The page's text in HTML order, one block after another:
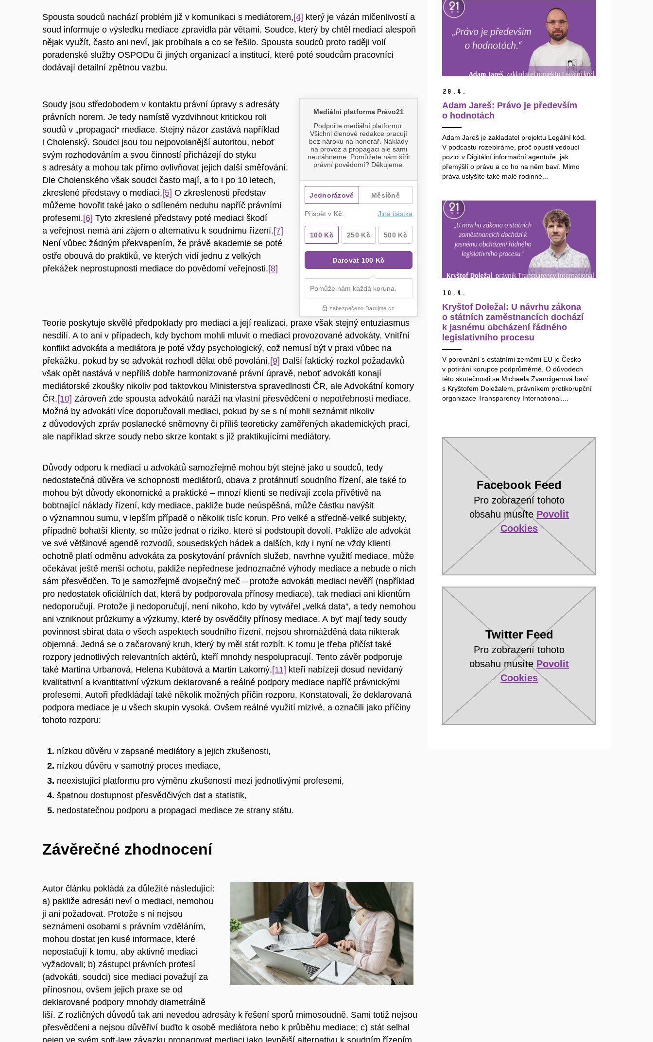
Spousta soudců nachází problém již v komunikaci s mediátorem,[4] který je vázán mlčenlivostí a
soud informuje o výsledku mediace zpravidla pár větami. Soudce, který by chtěl mediaci alespoň
nějak využít, často ani neví, jak probíhala a co se řešilo. Spousta soudců proto raději volí
poradenské služby OSPODu či jiných organizací a institucí, které poté soudcům pracovníci
dodávají detailní zpětnou vazbu.
Soudy jsou středobodem v kontaktu právní úpravy s adresáty
právních norem. Je tedy namístě vyzdvihnout kritickou roli
soudů v „propagaci“ mediace. Stejný názor zastává například
i Cholenský. Soudci jsou tou nejpovolanější autoritou, neboť
svým rozhodováním a svou činností přicházejí do styku
s adresáty a mohou tak přímo ovlivňovat jejich další směřování.
Dle Cholenského však soudci často mají, a to i po 10 letech,
zkreslené představy o mediaci.[5] O zkreslenosti představ
můžeme hovořit také jako o sdíleném neduhu napříč právními
profesemi.[6] Tyto zkreslené představy poté mediaci škodí
a veřejnost nemá ani zájem o alternativu k soudnímu řízení.[7]
Není vůbec žádným překvapením, že právě akademie se poté
ostře obouvá do praktiků, ve kterých vidí jednu z velkých
překážek neprostupnosti mediace do povědomí veřejnosti.[8]
Teorie poskytuje skvělé předpoklady pro mediaci a její realizaci, praxe však stejný entuziasmus
nesdílí. A to ani v případech, kdy bychom mohli mluvit o mediaci provozované advokáty. Vnitřní
konflikt advokáta a mediátora je poté vždy psychologický, což nemusí být v praxi vůbec na
překážku, pokud by se advokát rozhodl dělat obě povolání.[9] Další faktický rozkol požadavků
však opět nastává v nepříliš dobře harmonizované právní úpravě, neboť advokáti konají
mediátorské zkoušky nikoliv pod taktovkou Ministerstva spravedlnosti ČR, ale Advokátní komory
ČR.[10] Zároveň zde spousta advokátů naráží na vlastní přesvědčení o nepotřebnosti mediace.
Možná by advokáti více doporučovali mediaci, pokud by se s ní mohli seznámit nikoliv
z důvodových zpráv poslanecké sněmovny či příliš teoreticky zaměřených akademických prací,
ale například skrze soudy nebo skrze kontakt s již praktikujícími mediátory.
Důvody odporu k mediaci u advokátů samozřejmě mohou být stejné jako u soudců, tedy
nedostatečná důvěra ve schopnosti mediátorů, obava z protáhnutí soudního řízení, ale také to
mohou být důvody ekonomické a praktické – mnozí klienti se nedívají zcela přívětivě na
bobtnající náklady řízení, kdy mediace, pakliže bude neúspěšná, může částku navýšit
o významnou sumu, v lepším případě o několik tisíc korun. Pro velké a středně-velké subjekty,
případně bohatší klienty, se může jednat o riziko, které si podstoupit dovolí. Pakliže ale advokát
ve své většinové agendě rozvodů, sousedských hádek a dalších, kdy i nyní ne vždy klienti
ochotně platí odměnu advokáta za poskytování právních služeb, navrhne využití mediace, může
očekávat ještě menší ochotu, pakliže nepřednese jednoznačné výhody mediace a nebude o nich
sám přesvědčen. To je samozřejmě dvojsečný meč – protože advokáti mediaci nevěří (například
pro nedostatek oficiálních dat, která by podporovala přínosy mediace), tak mediaci ani klientům
nedoporučují. Protože ji nedoporučují, není nikoho, kdo by vytvářel „velká data”, a tedy nemohou
ani vzniknout průzkumy a výzkumy, které by osvědčily přínosy mediace. A byť mají tedy soudy
povinnost sbírat data o všech aspektech soudního řízení, nejsou shromážděná data nikterak
objemná. Jedná se o začarovaný kruh, který by měl stát rozbít. K tomu je třeba přičíst také
rozpory jednotlivých relevantních aktérů, kteří mnohdy nespolupracují. Tento závěr podporuje
také Martina Urbanová, Helena Kubátová a Martin Lakomý,[11] kteří nabízejí dosud nevídaný
kvalitativní a kvantitativní výzkum deklarované a reálné podpory mediace napříč právnickými
profesemi. Autoři předkládají také několik možných příčin rozporu. Konstatovali, že deklarovaná
podpora mediace je u všech skupin vysoká. Ovšem reálné využití mizivé, a označili jako příčiny
tohoto rozporu:
nízkou důvěru v zapsané mediátory a jejich zkušenosti,
nízkou důvěru v samotný proces mediace,
neexistující platformu pro výměnu zkušeností mezi jednotlivými profesemi,
špatnou dostupnost přesvědčivých dat a statistik,
nedostatečnou podporu a propagaci mediace ze strany státu.
Závěrečné zhodnocení
Autor článku pokládá za důležité následující:
a) pakliže adresáti neví o mediaci, nemohou
ji ani požadovat. Protože s ní nejsou
seznámeni osobami s právním vzděláním,
mohou dostat jen kusé informace, které
nepostačují k tomu, aby aktivně mediaci
vyžadovali; b) zástupci právních profesí
(advokáti, soudci) sice mediaci považují za
přínosnou, ovšem jejich praxe se od
deklarované podpory mnohdy diametrálně
liší. Z rozličných důvodů tak ani nevedou adresáty k řešení sporů mimosoudně. Sami totiž nejsou
přesvědčeni a nejsou důvěřiví buďto k osobě mediátora nebo k průběhu mediace; c) stát selhal
nejen ve svém soft-law závazku propagovat mediaci jako levnější alternativu k soudním řízením,
29. 4.
Adam Jareš: Právo je především
o hodnotách
Adam Jareš je zakladatel projektu Legální kód.
V podcastu rozebíráme, proč opustil vedoucí
pozici v Digitální informační agentuře, jak
přemýšlí o právu a co ho na něm baví. Mimo
práva uslyšíte také malé rodinné...
10. 4.
Kryštof Doležal: U návrhu zákona
o státních zaměstnancích dochází
k jasnému obcházení řádného
legislativního procesu
V porovnání s ostatními zeměmi EU je Česko
v potírání korupce podprůměrné. O důvodech
této skutečnosti se Michaela Zvancigerová baví
s Kryštofem Doležalem, právníkem protikorupční
organizace Transparency International....
Facebook Feed
Pro zobrazení tohoto
obsahu musíte Povolit
Cookies
Twitter Feed
Pro zobrazení tohoto
obsahu musíte Povolit
Cookies